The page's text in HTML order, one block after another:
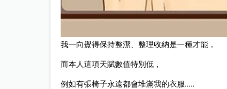
我一向覺得保持整潔、整理收納是一種才能，
而本人這項天賦數值特別低，
例如有張椅子永遠都會堆滿我的衣服.....